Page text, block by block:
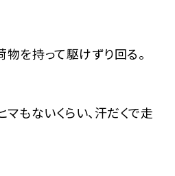
を持って駆けずり回る。
マもないくらい、汗だくで走